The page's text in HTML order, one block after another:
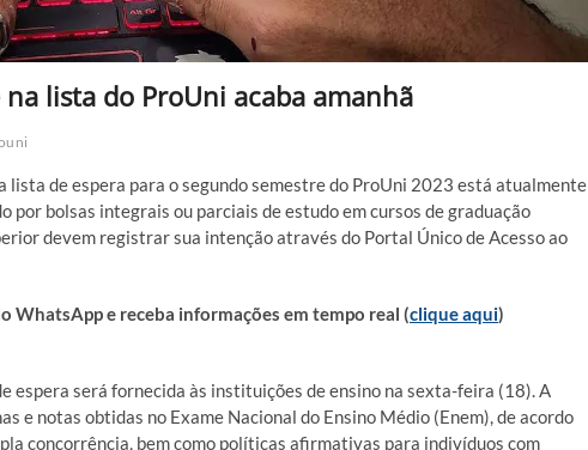
lista do ProUni acaba amanhã
de espera para o segundo semestre do ProUni 2023 está atualmente
por bolsas integrais ou parciais de estudo em cursos de graduação
devem registrar sua intenção através do Portal Único de Acesso ao
WhatsApp e receba informações em tempo real (clique aqui)
espera será fornecida às instituições de ensino na sexta-feira (18). A
e notas obtidas no Exame Nacional do Ensino Médio (Enem), de acordo
concorrência, bem como políticas afirmativas para indivíduos com